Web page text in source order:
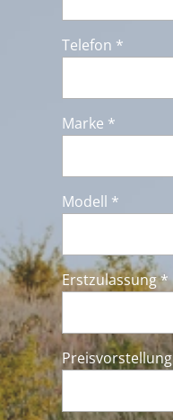
Telefon *
Marke *
Modell *
Erstzulassung *
Preisvorstellung